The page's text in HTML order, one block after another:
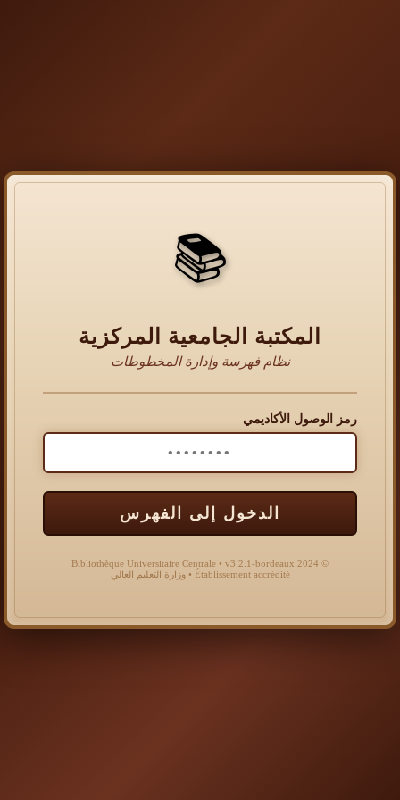
📚
المكتبة الجامعية المركزية
نظام فهرسة وإدارة المخطوطات
رمز الوصول الأكاديمي
الدخول إلى الفهرس
© 2024 Bibliothèque Universitaire Centrale • v3.2.1-bordeaux
Établissement accrédité • وزارة التعليم العالي